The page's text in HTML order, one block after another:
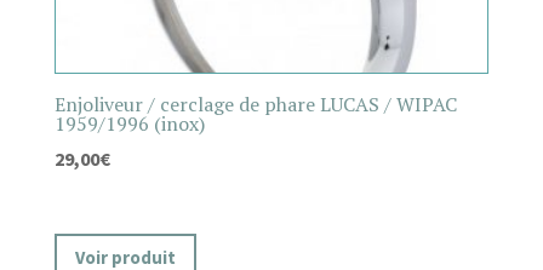
Enjoliveur / cerclage de phare LUCAS / WIPAC
1959/1996 (inox)
29,00€
Voir produit